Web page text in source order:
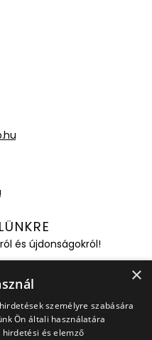
és újdonságokról!
×
személyre szabására
Ön általi használatára
és elemző